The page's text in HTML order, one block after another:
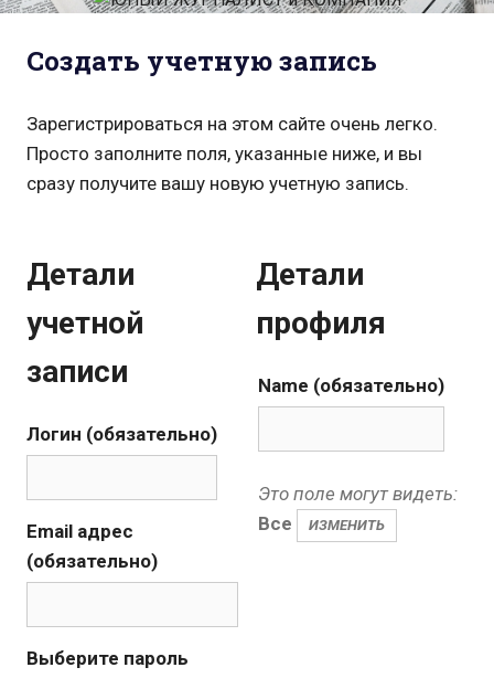
Создать учетную запись
Зарегистрироваться на этом сайте очень легко.
Просто заполните поля, указанные ниже, и вы
сразу получите вашу новую учетную запись.
Детали
учетной
записи
Логин (обязательно)
Email адрес
(обязательно)
Выберите пароль
Детали
профиля
Name (обязательно)
Это поле могут видеть:
Все
ИЗМЕНИТЬ